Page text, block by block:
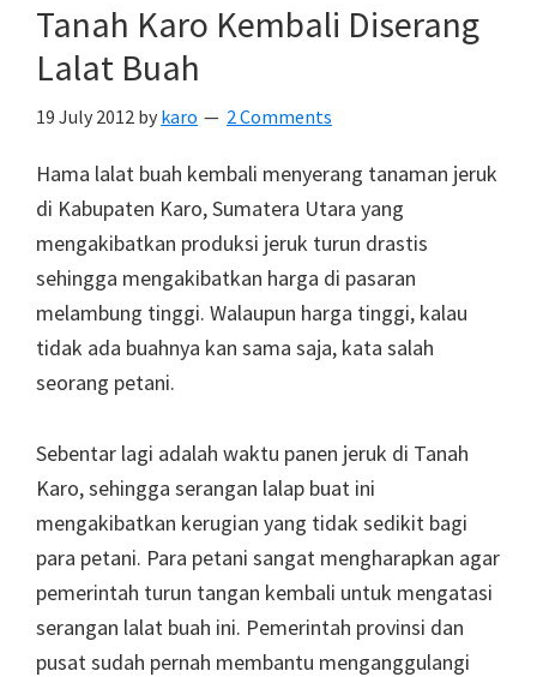
Tanah Karo Kembali Diserang
Lalat Buah
19 July 2012 by karo 2 Comments
Hama lalat buah kembali menyerang tanaman jeruk
di Kabupaten Karo, Sumatera Utara yang
mengakibatkan produksi jeruk turun drastis
sehingga mengakibatkan harga di pasaran
melambung tinggi. Walaupun harga tinggi, kalau
tidak ada buahnya kan sama saja, kata salah
seorang petani.
Sebentar lagi adalah waktu panen jeruk di Tanah
Karo, sehingga serangan lalap buat ini
mengakibatkan kerugian yang tidak sedikit bagi
para petani. Para petani sangat mengharapkan agar
pemerintah turun tangan kembali untuk mengatasi
serangan lalat buah ini. Pemerintah provinsi dan
pusat sudah pernah membantu menganggulangi